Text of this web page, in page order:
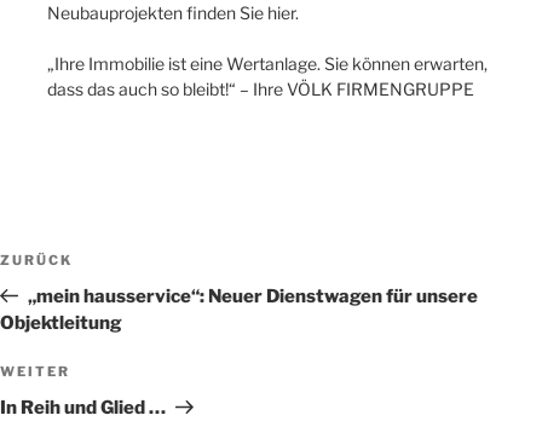
Neubauprojekten finden Sie hier.
„Ihre Immobilie ist eine Wertanlage. Sie können erwarten,
dass das auch so bleibt!“ – Ihre VÖLK FIRMENGRUPPE
Beitragsnavigation
Vorheriger
Beitrag
ZURÜCK
„mein hausservice“: Neuer Dienstwagen für unsere
Objektleitung
Nächster
Beitrag
WEITER
In Reih und Glied …